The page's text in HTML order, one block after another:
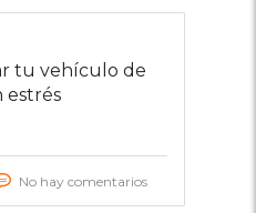
tu vehículo de
estrés
No hay comentarios